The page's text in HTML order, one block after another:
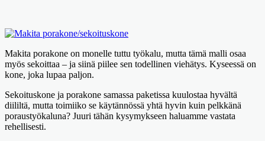
Makita porakone on monelle tuttu työkalu, mutta tämä malli osaa
myös sekoittaa – ja siinä piilee sen todellinen viehätys. Kyseessä on
kone, joka lupaa paljon.
Sekoituskone ja porakone samassa paketissa kuulostaa hyvältä
diililtä, mutta toimiiko se käytännössä yhtä hyvin kuin pelkkänä
poraustyökaluna? Juuri tähän kysymykseen haluamme vastata
rehellisesti.